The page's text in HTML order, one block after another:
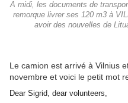
A midi, les documents de
remorque livrer ses 120 m3 à
avoir des nouvelles de
Le camion est arrivé à Vilnius
novembre et voici le petit mot
Dear Sigrid, dear volunteers,